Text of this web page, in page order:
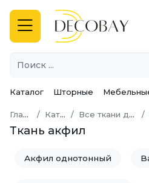
Каталог Шторные
Главная Каталог Все ткани для шитья
Ткань акфил
Акфил однотонный